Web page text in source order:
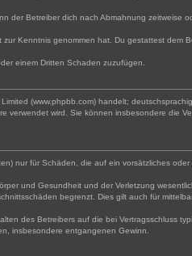
der Betreiber dich nach Abmahnung zeitweise
Kenntnis genommen hat. Du gestattest dem
einem Dritten Schaden zuzufügen.
(www.phpbb.com) handelt;
verwendet wird. Sie können insbesondere die
nur für Schäden, die auf ein vorsätzliches
und Gesundheit und der Verletzung
begrenzt. Dies gilt auch für
des Betreibers auf die bei Vertragsschluss
insbesondere entgangenen Gewinn.